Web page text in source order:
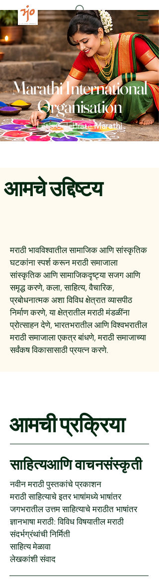
Marathi International
Organisation
Let's CelebrateMarathi
आमचे उद्दिष्टय
मराठी भावविश्वातील सामाजिक आणि सांस्कृतिक
घटकांना स्पर्श करून मराठी समाजाला
सांस्कृतिक आणि सामाजिकदृष्ट्या सजग आणि
समृद्ध करणे, कला, साहित्य, वैचारिक,
प्रबोधनात्मक अशा विविध क्षेत्रात व्यासपीठ
निर्माण करणे, या क्षेत्रातील मराठी मंडळींना
प्रोत्साहन देणे, भारतभरातील आणि विश्वभरातील
मराठी समाजाला एकत्र बांधणे, मराठी समाजाच्या
सर्वंकष विकासासाठी प्रयत्न करणे.
आमची प्रक्रिया
साहित्यआणि वाचनसंस्कृती
नवीन मराठी पुस्तकांचे प्रकाशन
मराठी साहित्याचे इतर भाषांमध्ये भाषांतर
जगभरातील उत्तम साहित्याचे मराठीत भाषांतर
ज्ञानभाषा मराठी: विविध विषयातील मराठी
संदर्भग्रंथांची निर्मिती
साहित्य मेळावा
लेखकांशी संवाद